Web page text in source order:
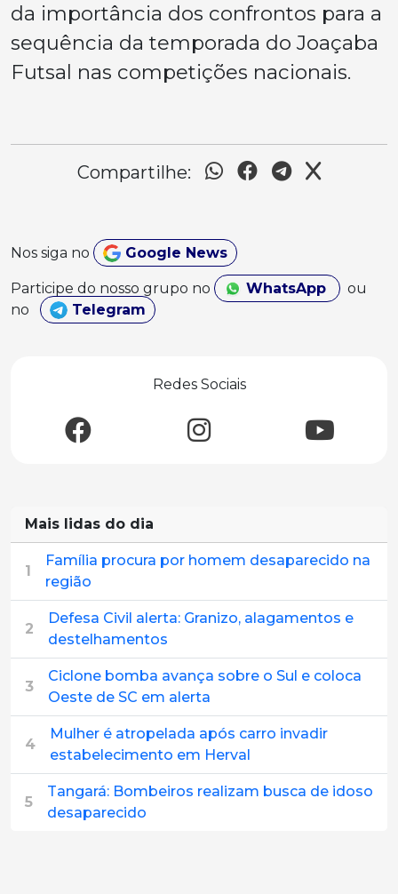
da importância dos confrontos para a
sequência da temporada do Joaçaba
Futsal nas competições nacionais.
Compartilhe:
Nos siga no Google News
Participe do nosso grupo no WhatsApp
ou
no
Telegram
Redes Sociais
Mais lidas do dia
1
Família procura por homem desaparecido na
região
2
Defesa Civil alerta: Granizo, alagamentos e
destelhamentos
3
Ciclone bomba avança sobre o Sul e coloca
Oeste de SC em alerta
4
Mulher é atropelada após carro invadir
estabelecimento em Herval
5
Tangará: Bombeiros realizam busca de idoso
desaparecido